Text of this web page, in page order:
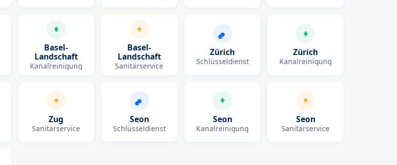
Basel-
Landschaft
Kanalreinigung
Basel-
Landschaft
Sanitärservice
Zürich
Schlüsseldienst
Zürich
Kanalreinigung
Zug
Sanitärservice
Seon
Schlüsseldienst
Seon
Kanalreinigung
Seon
Sanitärservice